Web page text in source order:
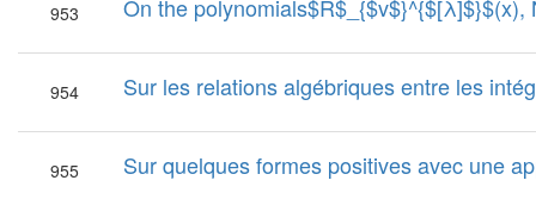
953 On the
954 Sur les relations algébriques entre les
955 Sur quelques formes positives avec une